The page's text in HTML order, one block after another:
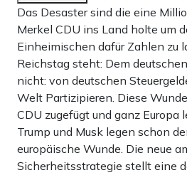
Das Desaster sind die eine
Merkel CDU ins Land holte um
Einheimischen dafür Zahlen zu
Reichstag steht: Dem
nicht: von deutschen
Welt Partizipieren. Diese
CDU zugefügt und ganz Europa
Trump und Musk legen schon
europäische Wunde. Die neue
Sicherheitsstrategie stellt eine